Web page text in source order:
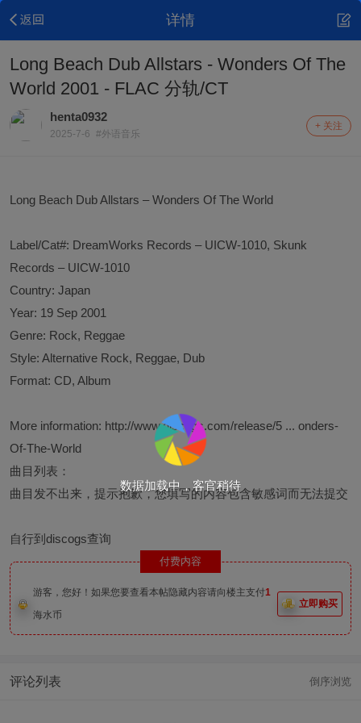
数据加载中，客官稍待
详情
Long Beach Dub Allstars - Wonders Of The
World 2001 - FLAC 分轨/CT
henta0932
2025-7-6 #外语音乐
+ 关注
Long Beach Dub Allstars – Wonders Of The World
Label/Cat#: DreamWorks Records – UICW-1010, Skunk
Records – UICW-1010
Country: Japan
Year: 19 Sep 2001
Genre: Rock, Reggae
Style: Alternative Rock, Reggae, Dub
Format: CD, Album
More information: http://www.discogs.com/release/5 ... onders-
Of-The-World
曲目列表：
曲目发不出来，提示抱歉，您填写的内容包含敏感词而无法提交
自行到discogs查询
付费内容
游客，您好！如果您要查看本帖隐藏内容请向楼主支付1
海水币
立即购买
评论列表 倒序浏览